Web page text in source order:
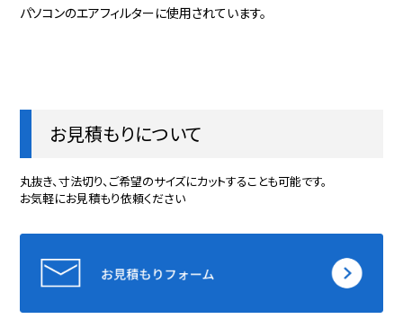
パソコンのエアフィルターに使用されています。
お見積もりについて
丸抜き、寸法切り、ご希望のサイズにカットすることも可能です。
お気軽にお見積もり依頼ください